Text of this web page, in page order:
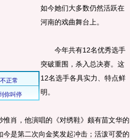
如今她们大多数仍然活跃在
河南的戏曲舞台上。
今年共有12名优秀选手
突破重围，杀入总决赛。这
12名选手各具实力、特点鲜
明。
肖，他演唱的《对绣鞋》颇有苗文华的
是第二次向金奖发起冲击；活泼可爱的